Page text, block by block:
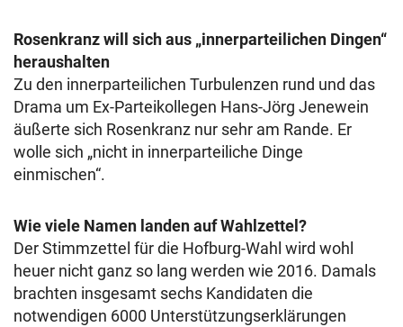
Rosenkranz will sich aus „innerparteilichen Dingen“
heraushalten
Zu den innerparteilichen Turbulenzen rund und das
Drama um Ex-Parteikollegen Hans-Jörg Jenewein
äußerte sich Rosenkranz nur sehr am Rande. Er
wolle sich „nicht in innerparteiliche Dinge
einmischen“.
Wie viele Namen landen auf Wahlzettel?
Der Stimmzettel für die Hofburg-Wahl wird wohl
heuer nicht ganz so lang werden wie 2016. Damals
brachten insgesamt sechs Kandidaten die
notwendigen 6000 Unterstützungserklärungen